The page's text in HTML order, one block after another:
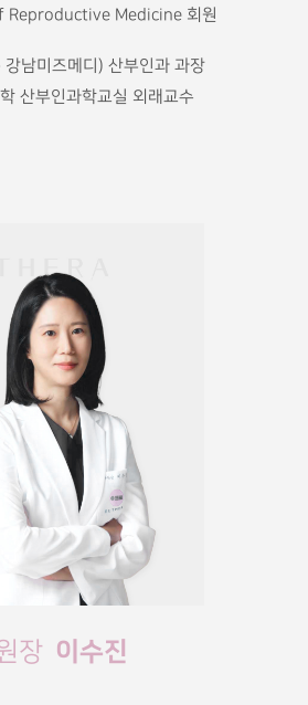
Medicine 회원
남미즈메디) 산부인과 과장
산부인과학교실 외래교수
장 이수진